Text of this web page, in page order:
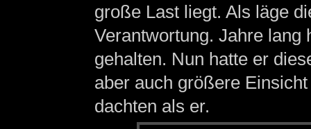
große Last liegt. Als läge
Verantwortung. Jahre
gehalten. Nun hatte er
aber auch größere
dachten als er.